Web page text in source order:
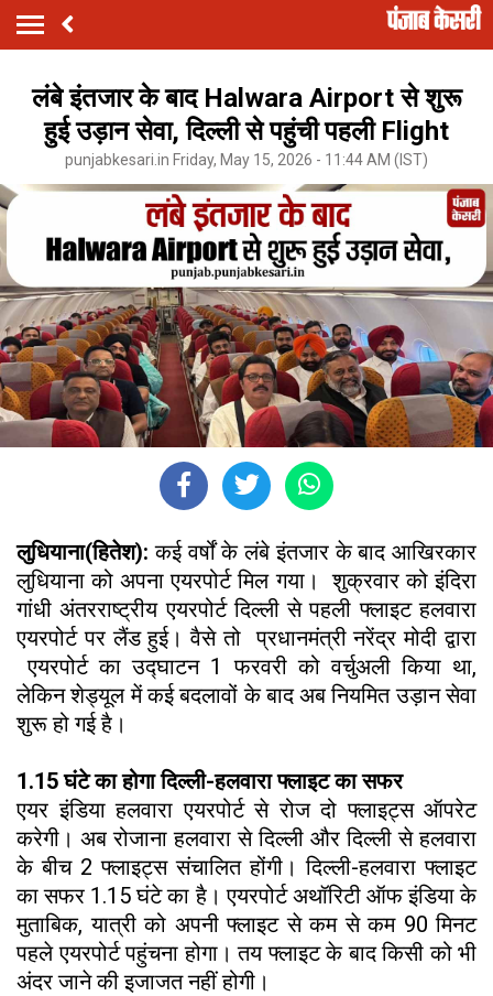
लंबे इंतजार के बाद Halwara Airport से शुरू
हुई उड़ान सेवा, दिल्ली से पहुंची पहली Flight
punjabkesari.in Friday, May 15, 2026 - 11:44 AM (IST)
लुधियाना(हितेश):कई वर्षों के लंबे इंतजार के बाद आखिरकार
लुधियाना को अपना एयरपोर्ट मिल गया। शुक्रवार को इंदिरा
गांधी अंतरराष्ट्रीय एयरपोर्ट दिल्ली से पहली फ्लाइट हलवारा
एयरपोर्ट पर लैंड हुई। वैसे तो प्रधानमंत्री नरेंद्र मोदी द्वारा
एयरपोर्ट का उद्घाटन 1 फरवरी को वर्चुअली किया था,
लेकिन शेड्यूल में कई बदलावों के बाद अब नियमित उड़ान सेवा
शुरू हो गई है।
1.15 घंटे का होगा दिल्ली-हलवारा फ्लाइट का सफर
एयर इंडिया हलवारा एयरपोर्ट से रोज दो फ्लाइट्स ऑपरेट
करेगी। अब रोजाना हलवारा से दिल्ली और दिल्ली से हलवारा
के बीच 2 फ्लाइट्स संचालित होंगी। दिल्ली-हलवारा फ्लाइट
का सफर 1.15 घंटे का है। एयरपोर्ट अथॉरिटी ऑफ इंडिया के
मुताबिक, यात्री को अपनी फ्लाइट से कम से कम 90 मिनट
पहले एयरपोर्ट पहुंचना होगा। तय फ्लाइट के बाद किसी को भी
अंदर जाने की इजाजत नहीं होगी।